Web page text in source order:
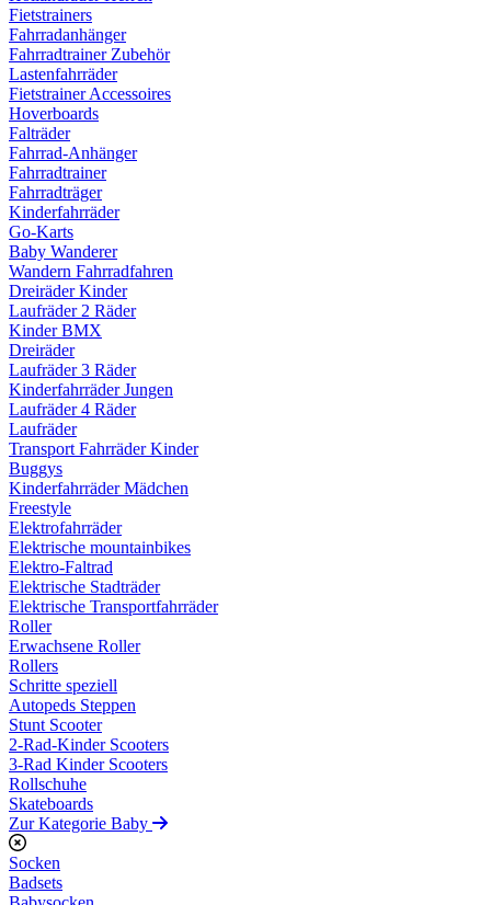
Fietstrainers
Fahrradanhänger
Fahrradtrainer Zubehör
Lastenfahrräder
Fietstrainer Accessoires
Hoverboards
Falträder
Fahrrad-Anhänger
Fahrradtrainer
Fahrradträger
Kinderfahrräder
Go-Karts
Baby Wanderer
Wandern Fahrradfahren
Dreiräder Kinder
Laufräder 2 Räder
Kinder BMX
Dreiräder
Laufräder 3 Räder
Kinderfahrräder Jungen
Laufräder 4 Räder
Laufräder
Transport Fahrräder Kinder
Buggys
Kinderfahrräder Mädchen
Freestyle
Elektrofahrräder
Elektrische mountainbikes
Elektro-Faltrad
Elektrische Stadträder
Elektrische Transportfahrräder
Roller
Erwachsene Roller
Rollers
Schritte speziell
Autopeds Steppen
Stunt Scooter
2-Rad-Kinder Scooters
3-Rad Kinder Scooters
Rollschuhe
Skateboards
Zur Kategorie Baby
Socken
Badsets